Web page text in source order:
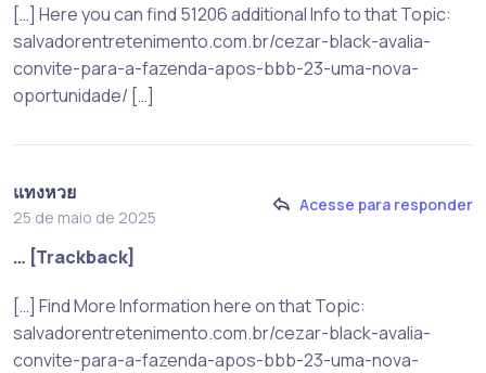
[…] Here you can find 51206 additional Info to that Topic:
salvadorentretenimento.com.br/cezar-black-avalia-
convite-para-a-fazenda-apos-bbb-23-uma-nova-
oportunidade/ […]
แทงหวย
25 de maio de 2025
Acesse para responder
… [Trackback]
[…] Find More Information here on that Topic:
salvadorentretenimento.com.br/cezar-black-avalia-
convite-para-a-fazenda-apos-bbb-23-uma-nova-